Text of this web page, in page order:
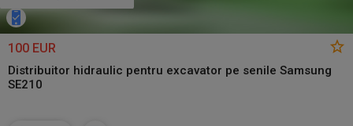
100 EUR
Distribuitor hidraulic pentru excavator pe senile Samsung
SE210